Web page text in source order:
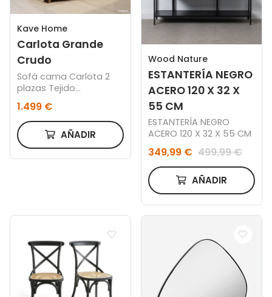
Kave Home
Carlota Grande
Crudo
Sofá cama Carlota 2
plazas Tejido
categoría A
1.499 €
AÑADIR
Wood Nature
ESTANTERÍA NEGRO
ACERO 120 X 32 X
55 CM
ESTANTERÍA NEGRO
ACERO 120 X 32 X 55 CM
349,99 € 499,99 €
AÑADIR